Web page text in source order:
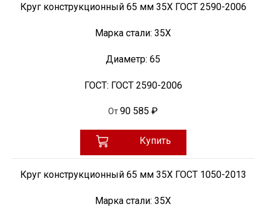
Круг конструкционный 65 мм 35Х ГОСТ 2590-2006
Марка стали: 35Х
Диаметр: 65
ГОСТ: ГОСТ 2590-2006
От90 585 ₽
Купить
Круг конструкционный 65 мм 35Х ГОСТ 1050-2013
Марка стали: 35Х